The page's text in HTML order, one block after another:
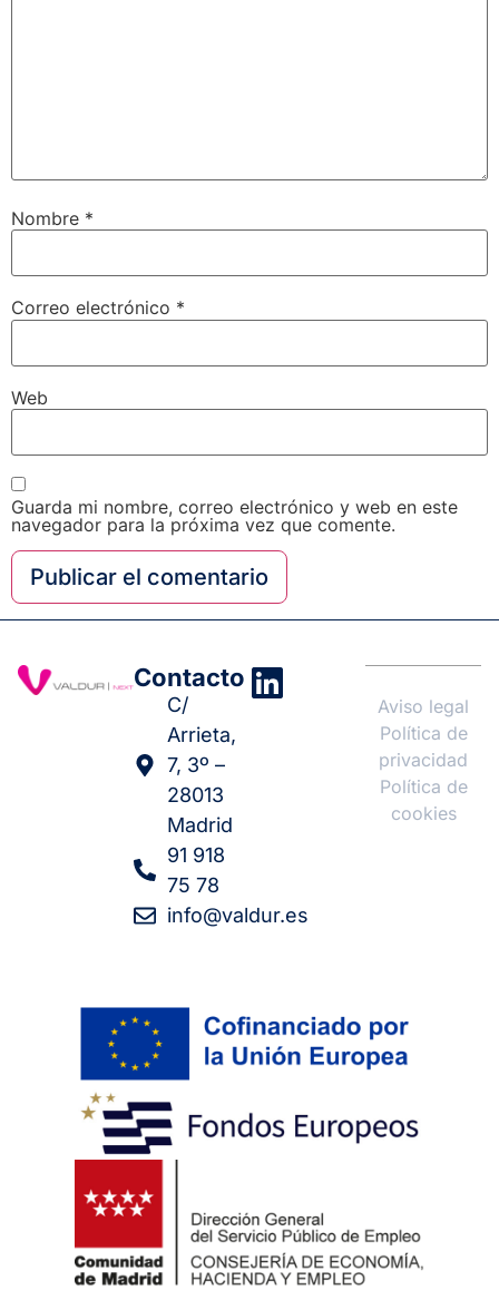
Nombre *
Correo electrónico *
Web
Guarda mi nombre, correo electrónico y web en este
navegador para la próxima vez que comente.
Contacto
C/
Arrieta,
7, 3º –
28013
Madrid
91 918
75 78
info@valdur.es
Aviso legal
Política de
privacidad
Política de
cookies